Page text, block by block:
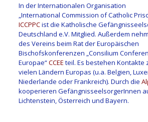
In der Internationalen Organisation
„International Commission of Catholic
ICCPPCist die Katholische
Deutschland e.V. Mitglied. Außerdem
des Vereins beim Rat der Europäischen
Bischofskonferenzen „Consilium
Europae“CCEE teil. Es bestehen Kontakte
vielen Ländern Europas (u.a. Belgien,
Niederlande oder Frankreich). Durch die
kooperieren GefängnisseelsorgerInnen
Lichtenstein, Österreich und Bayern.